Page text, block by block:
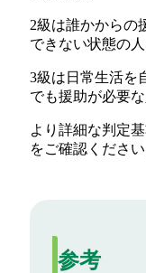
2級は誰かからの
できない状態の
3級は日常生活を
でも援助が必要
より詳細な判定
をご確認くださ
参考